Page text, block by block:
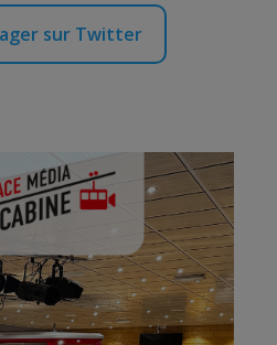
sur Twitter